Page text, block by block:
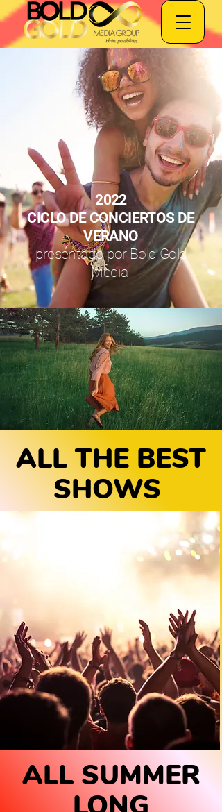
2022
CICLO DE CONCIERTOS DE
VERANO
presentado por Bold Gold
Media
ALL THE BEST
SHOWS
ALL SUMMER